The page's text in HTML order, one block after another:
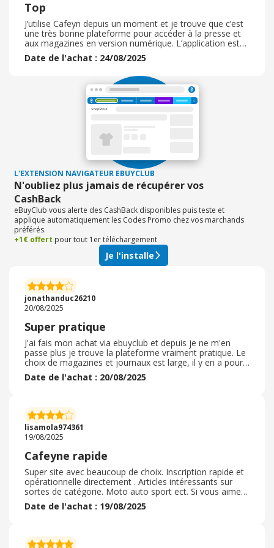
Top
J’utilise Cafeyn depuis un moment et je trouve que c’est
une très bonne plateforme pour accéder à la presse et
aux magazines en version numérique. L’application est
simple à utiliser, l’interface est fluide et agréable, et il y a
un grand choix de journaux et de magazines ( presse
particulièrement le fait de pouvoir lire hors ligne en
téléchargeant les numéros à l’avance, ce qui est pratique
en déplacement. Le rapport qualité / prix est intéressant
: pour un abonnement unique, on a accès à des
acheter individuellement. C’est aussi écologique et
pratique, puisqu’on évite d’accumuler des piles de
améliorer, par exemple certaines mises en page qui ne
sont pas toujours optimisées pour la lecture sur
smartphone, ou encore le fait que tous les journaux ne
soient pas disponibles. Mais dans l’ensemble,
l’expérience est vraiment positive et je recommande ce
service à ceux qui aiment lire la presse régulièrement.
Date de l'achat : 24/08/2025
L'EXTENSION NAVIGATEUR EBUYCLUB
N'oubliez plus jamais de récupérer vos
CashBack
eBuyClub vous alerte des CashBack disponibles puis teste et
applique automatiquement les Codes Promo chez vos marchands
préférés.
+1€ offert pour tout 1er téléchargement
Je l'installe
jonathanduc26210
20/08/2025
Super pratique
J'ai fais mon achat via ebuyclub et depuis je ne m'en
passe plus je trouve la plateforme vraiment pratique. Le
choix de magazines et journaux est large, il y en a pour
tous les goûts. L’application est simple à utiliser et
agréable pour lire partout, même hors ligne. Les articles
dans la recherche, mais dans l’ensemble c’est une super
solution pour rester informé et découvrir de nouveaux
contenus
Date de l'achat : 20/08/2025
lisamola974361
19/08/2025
Cafeyne rapide
Super site avec beaucoup de choix. Inscription rapide et
opérationnelle directement . Articles intéressants sur
sortes de catégorie. Moto auto sport ect. Si vous aimez
la découverte de la cuisine , du sport et de la culture je
vous le conseille. Vous pouvez aussi trouver des avis sur
aller a la rencontres de nouveaux jeux et d'expériences .
Date de l'achat : 19/08/2025